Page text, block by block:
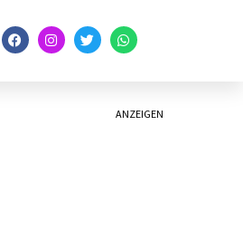
ANZEIGEN